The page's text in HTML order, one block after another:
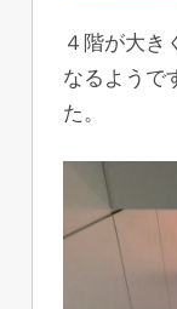
４階が大き
なるようで
た。